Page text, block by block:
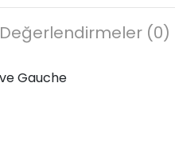
Değerlendirmeler (0)
Gauche